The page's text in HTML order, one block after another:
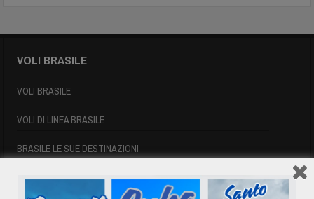
VOLI BRASILE
VOLI BRASILE
VOLI DI LINEA BRASILE
BRASILE LE SUE DESTINAZIONI
INFORMAZIONI UTILI BRASILE